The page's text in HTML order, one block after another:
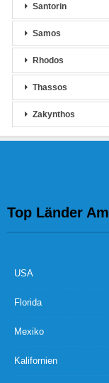
Santorin
Samos
Rhodos
Thassos
Zakynthos
Top Länder
USA
Florida
Mexiko
Kalifornien